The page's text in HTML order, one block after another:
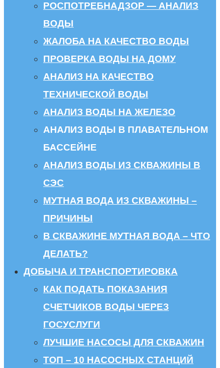
РОСПОТРЕБНАДЗОР — АНАЛИЗ
ВОДЫ
ЖАЛОБА НА КАЧЕСТВО ВОДЫ
ПРОВЕРКА ВОДЫ НА ДОМУ
АНАЛИЗ НА КАЧЕСТВО
ТЕХНИЧЕСКОЙ ВОДЫ
АНАЛИЗ ВОДЫ НА ЖЕЛЕЗО
АНАЛИЗ ВОДЫ В ПЛАВАТЕЛЬНОМ
БАССЕЙНЕ
АНАЛИЗ ВОДЫ ИЗ СКВАЖИНЫ В
СЭС
МУТНАЯ ВОДА ИЗ СКВАЖИНЫ –
ПРИЧИНЫ
В СКВАЖИНЕ МУТНАЯ ВОДА – ЧТО
ДЕЛАТЬ?
ДОБЫЧА И ТРАНСПОРТИРОВКА
КАК ПОДАТЬ ПОКАЗАНИЯ
СЧЕТЧИКОВ ВОДЫ ЧЕРЕЗ
ГОСУСЛУГИ
ЛУЧШИЕ НАСОСЫ ДЛЯ СКВАЖИН
ТОП – 10 НАСОСНЫХ СТАНЦИЙ